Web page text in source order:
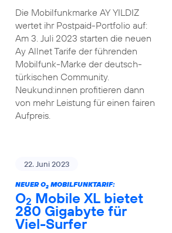
Die Mobilfunkmarke AY YILDIZ
wertet ihr Postpaid-Portfolio auf:
Am 3. Juli 2023 starten die neuen
Ay Allnet Tarife der führenden
Mobilfunk-Marke der deutsch-
türkischen Community.
Neukund:innen profitieren dann
von mehr Leistung für einen fairen
Aufpreis.
22. Juni 2023
NEUER O2MOBILFUNKTARIF:
O2 Mobile XL bietet
280 Gigabyte für
Viel-Surfer